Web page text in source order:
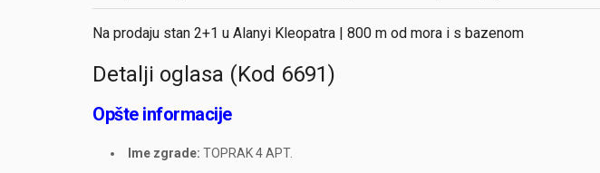
Na prodaju stan 2+1 u Alanyi Kleopatra | 800 m od mora i s bazenom
Detalji oglasa (Kod 6691)
Opšte informacije
Ime zgrade: TOPRAK 4 APT.